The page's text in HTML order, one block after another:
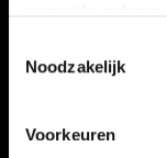
Noodzakelijk
Voorkeuren
VERHALEN
KALENDER